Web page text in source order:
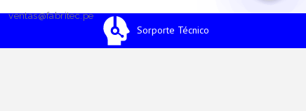
Sorporte Técnico
ventas@fabritec.pe